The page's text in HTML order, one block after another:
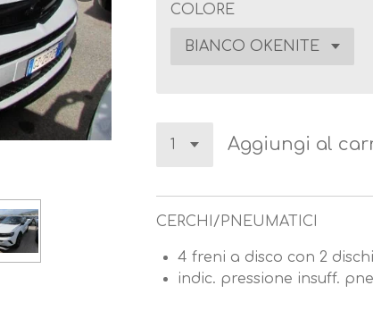
COLORE
Aggiungi al
CERCHI/PNEUMATICI
4 freni a disco con 2
indic. pressione insuff.